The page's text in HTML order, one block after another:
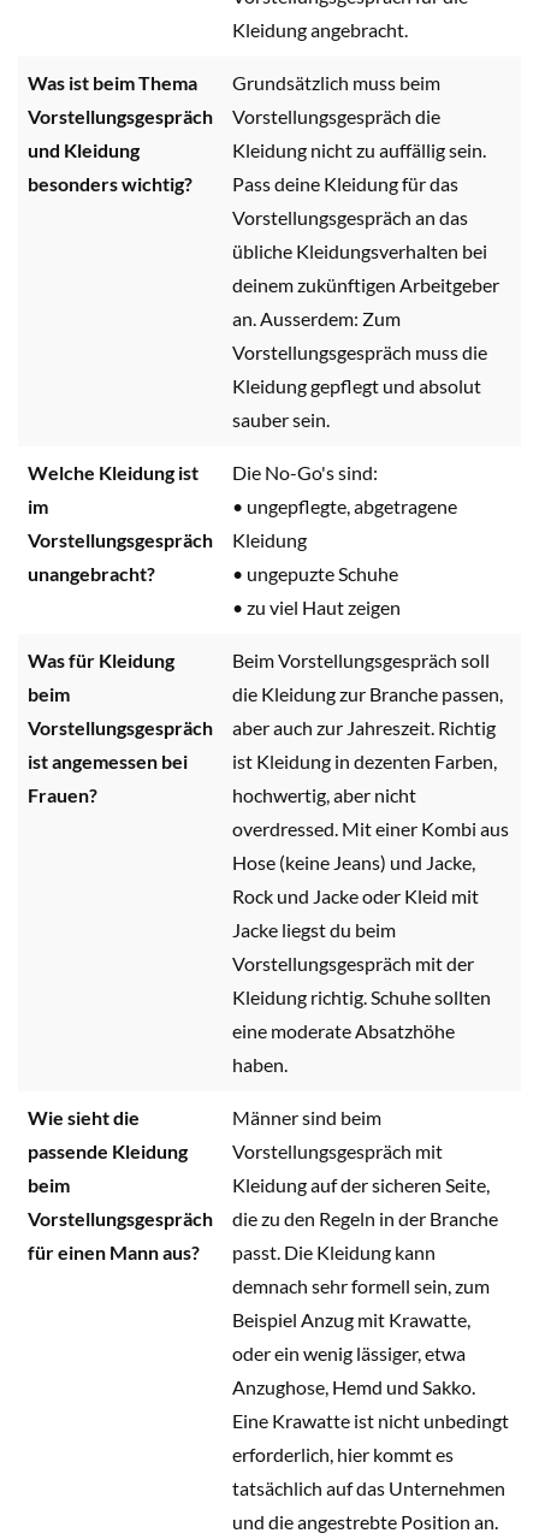
Kleidung angebracht.
Was ist beim Thema
Vorstellungsgespräch
und Kleidung
besonders wichtig?
Grundsätzlich muss beim
Vorstellungsgespräch die
Kleidung nicht zu auffällig sein.
Pass deine Kleidung für das
Vorstellungsgespräch an das
übliche Kleidungsverhalten bei
deinem zukünftigen Arbeitgeber
an. Ausserdem: Zum
Vorstellungsgespräch muss die
Kleidung gepflegt und absolut
sauber sein.
Welche Kleidung ist
im
Vorstellungsgespräch
unangebracht?
Die No-Go's sind:
• ungepflegte, abgetragene
Kleidung
• ungepuzte Schuhe
• zu viel Haut zeigen
Was für Kleidung
beim
Vorstellungsgespräch
ist angemessen bei
Frauen?
Beim Vorstellungsgespräch soll
die Kleidung zur Branche passen,
aber auch zur Jahreszeit. Richtig
ist Kleidung in dezenten Farben,
hochwertig, aber nicht
overdressed. Mit einer Kombi aus
Hose (keine Jeans) und Jacke,
Rock und Jacke oder Kleid mit
Jacke liegst du beim
Vorstellungsgespräch mit der
Kleidung richtig. Schuhe sollten
eine moderate Absatzhöhe
haben.
Wie sieht die
passende Kleidung
beim
Vorstellungsgespräch
für einen Mann aus?
Männer sind beim
Vorstellungsgespräch mit
Kleidung auf der sicheren Seite,
die zu den Regeln in der Branche
passt. Die Kleidung kann
demnach sehr formell sein, zum
Beispiel Anzug mit Krawatte,
oder ein wenig lässiger, etwa
Anzughose, Hemd und Sakko.
Eine Krawatte ist nicht unbedingt
erforderlich, hier kommt es
tatsächlich auf das Unternehmen
und die angestrebte Position an.